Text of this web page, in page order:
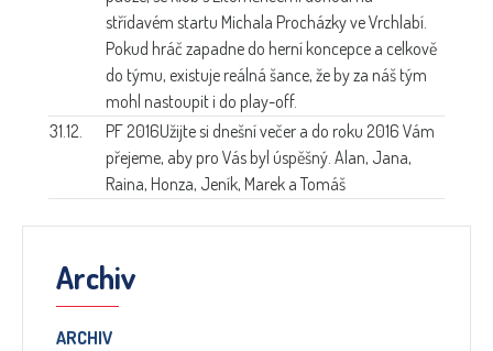
střídavém startu Michala Procházky ve Vrchlabí.
Pokud hráč zapadne do herní koncepce a celkově
do týmu, existuje reálná šance, že by za náš tým
mohl nastoupit i do play-off.
31.12.
PF 2016Užijte si dnešní večer a do roku 2016 Vám
přejeme, aby pro Vás byl úspěšný. Alan, Jana,
Raina, Honza, Jeník, Marek a Tomáš
Archiv
ARCHIV